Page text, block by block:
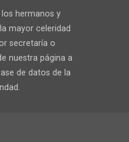
hermanos y
mayor celeridad
secretaría o
nuestra página a
de datos de la